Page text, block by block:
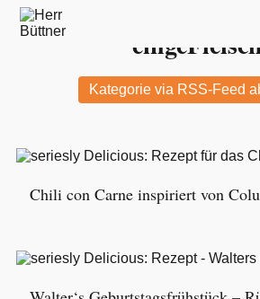
Kategorie via RSS-Feed
Chili con Carne inspiriert von